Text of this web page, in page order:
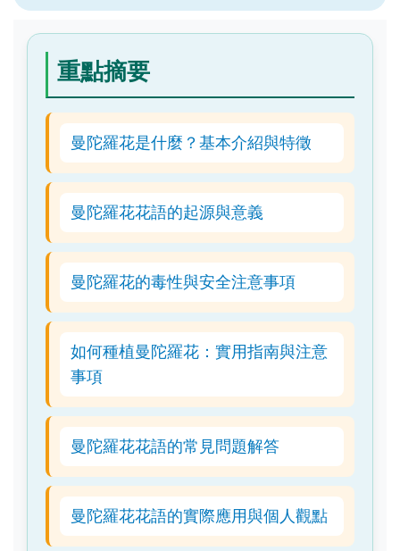
重點摘要
曼陀羅花是什麼？基本介紹與特徵
曼陀羅花花語的起源與意義
曼陀羅花的毒性與安全注意事項
如何種植曼陀羅花：實用指南與注意
事項
曼陀羅花花語的常見問題解答
曼陀羅花花語的實際應用與個人觀點